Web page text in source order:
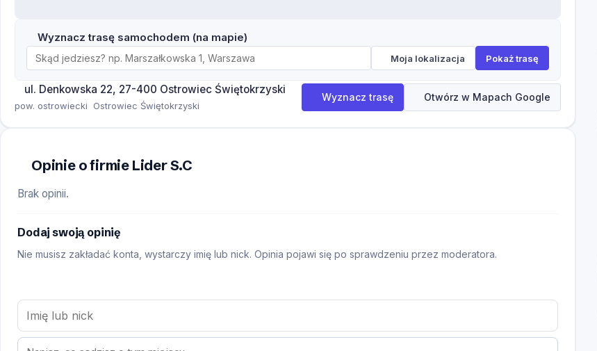
Wyznacz trasę samochodem (na mapie)
Moja lokalizacja Pokaż trasę
ul. Denkowska 22, 27-400 Ostrowiec Świętokrzyski
pow. ostrowiecki Ostrowiec Świętokrzyski
Wyznacz trasę Otwórz w Mapach Google
Opinie o firmie Lider S.C
Brak opinii.
Dodaj swoją opinię
Nie musisz zakładać konta, wystarczy imię lub nick. Opinia pojawi się po sprawdzeniu przez moderatora.